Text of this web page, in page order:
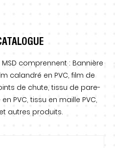
comprennent : Bannière
calandré en PVC, film de
de chute, tissu de pare-
PVC, tissu en maille PVC,
autres produits.